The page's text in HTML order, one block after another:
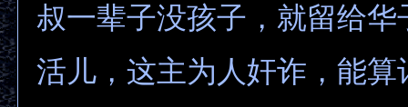
叔一辈子没孩子，就留给华
活儿，这主为人奸诈，能算